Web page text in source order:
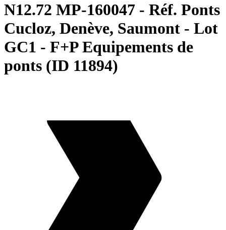
N12.72 MP-160047 - Réf. Ponts
Cucloz, Denève, Saumont - Lot
GC1 - F+P Equipements de
ponts (ID 11894)